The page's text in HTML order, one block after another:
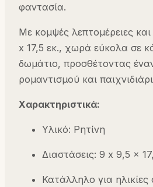
φαντασία.
Με κομψές λεπτομέρειες
x 17,5 εκ., χωρά εύκολα σε
δωμάτιο, προσθέτοντας
ρομαντισμού και
Χαρακτηριστικά:
Υλικό: Ρητίνη
Διαστάσεις: 9 x 9,5 x
Κατάλληλο για